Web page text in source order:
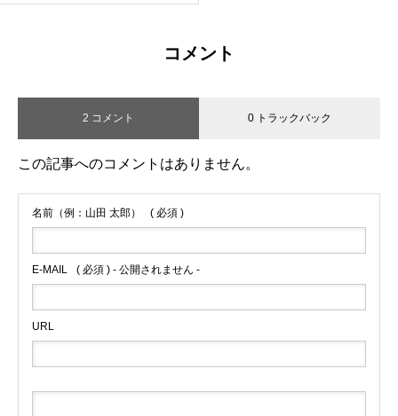
コメント
2 コメント 0 トラックバック
この記事へのコメントはありません。
名前（例：山田 太郎） ( 必須 )
E-MAIL ( 必須 ) - 公開されません -
URL